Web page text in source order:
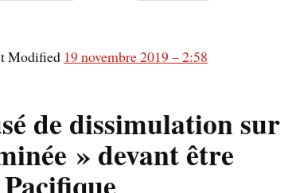
Modified 19 novembre 2019 – 2:58
de dissimulation sur
» devant être